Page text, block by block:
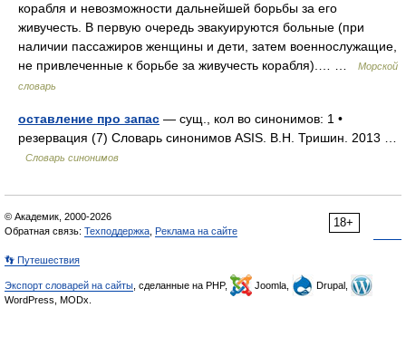
корабля и невозможности дальнейшей борьбы за его
живучесть. В первую очередь эвакуируются больные (при
наличии пассажиров женщины и дети, затем военнослужащие,
не привлеченные к борьбе за живучесть корабля).… …
Морской
словарь
оставление про запас — сущ., кол во синонимов: 1 •
резервация (7) Словарь синонимов ASIS. В.Н. Тришин. 2013 …
Словарь синонимов
18+
© Академик, 2000-2026
Обратная связь: Техподдержка Реклама на сайте
👣 Путешествия
Экспорт словарей на сайты , сделанные на PHP, Joomla,
Drupal,
WordPress, MODx.